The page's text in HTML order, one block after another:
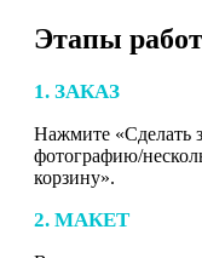
Этапы
1. ЗАКАЗ
Нажмите «Сделать
фотографию/
корзину».
2. МАКЕТ